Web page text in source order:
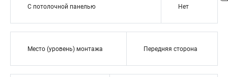
С потолочной панелью Нет
Место (уровень) монтажа Передняя сторона